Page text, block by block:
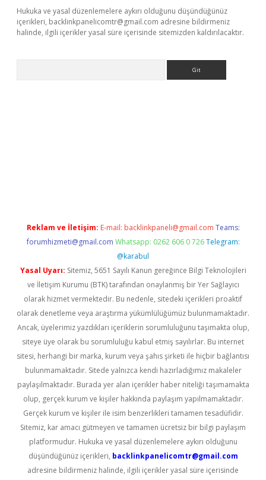
Hukuka ve yasal düzenlemelere aykırı olduğunu düşündüğünüz
içerikleri, backlinkpanelicomtr@gmail.com adresine bildirmeniz
halinde, ilgili içerikler yasal süre içerisinde sitemizden kaldırılacaktır.
Reklam ve İletişim: E-mail: backlinkpaneli@gmail.com Teams:
forumhizmeti@gmail.com Whatsapp: 0262 606 0 726 Telegram:
@karabul
Yasal Uyarı: Sitemiz, 5651 Sayılı Kanun gereğince Bilgi Teknolojileri
ve İletişim Kurumu (BTK) tarafından onaylanmış bir Yer Sağlayıcı
olarak hizmet vermektedir. Bu nedenle, sitedeki içerikleri proaktif
olarak denetleme veya araştırma yükümlülüğümüz bulunmamaktadır.
Ancak, üyelerimiz yazdıkları içeriklerin sorumluluğunu taşımakta olup,
siteye üye olarak bu sorumluluğu kabul etmiş sayılırlar. Bu internet
sitesi, herhangi bir marka, kurum veya şahıs şirketi ile hiçbir bağlantısı
bulunmamaktadır. Sitede yalnızca kendi hazırladığımız makaleler
paylaşılmaktadır. Burada yer alan içerikler haber niteliği taşımamakta
olup, gerçek kurum ve kişiler hakkında paylaşım yapılmamaktadır.
Gerçek kurum ve kişiler ile isim benzerlikleri tamamen tesadüfidir.
Sitemiz, kar amacı gütmeyen ve tamamen ücretsiz bir bilgi paylaşım
platformudur. Hukuka ve yasal düzenlemelere aykırı olduğunu
düşündüğünüz içerikleri, backlinkpanelicomtr@gmail.com
adresine bildirmeniz halinde, ilgili içerikler yasal süre içerisinde